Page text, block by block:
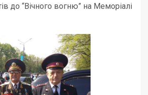
до “Вічного вогню” на Меморіалі